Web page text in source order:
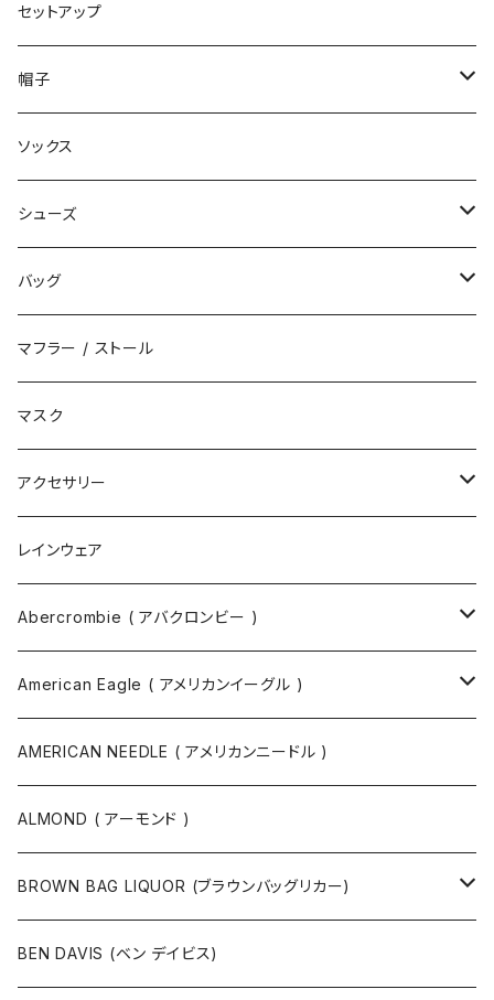
コート
ダウン
ベスト
ロングパンツ
ハーフパンツ
デニムパンツ
セットアップ
帽子
ニット帽 / ビーニー
キャップ
ハット
ソックス
シューズ
スニーカー
サンダル
ブーツ
バッグ
エコバッグ / マーケットバッグ
ショルダーバッグ
トートバッグ
ボディバッグ
バックパック
ツールバッグ
ボディバッグ・ヒップバッグ
ボストンバッグ / 旅行バッグ
ポーチ
マフラー / ストール
マスク
アクセサリー
ネックレス
指輪
バングル
サングラス
マスク
ベルト
その他
レインウェア
Abercrombie ( アバクロンビー )
スウェット
カットソー
ニット
ジャケット・ブルゾン
コート
American Eagle ( アメリカンイーグル )
ニット
スウェット
カットソー
パンツ
AMERICAN NEEDLE ( アメリカンニードル )
ALMOND ( アーモンド )
BROWN BAG LIQUOR (ブラウンバッグリカー)
半袖Tシャツ
BEN DAVIS (ベン デイビス)